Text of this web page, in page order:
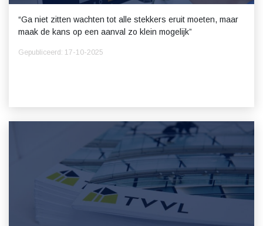
“Ga niet zitten wachten tot alle stekkers eruit moeten, maar
maak de kans op een aanval zo klein mogelijk”
Gepubliceerd: 17-10-2025